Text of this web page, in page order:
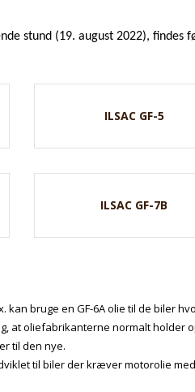
stund (19. august 2022), findes
ILSAC GF-5
ILSAC GF-7B
bruge en GF-6A olie til de biler
at oliefabrikanterne normalt
til den nye.
til biler der kræver motorolie